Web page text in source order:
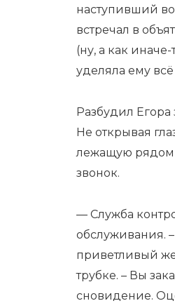
наступивший
встречал в
(ну, а как иначе-
уделяла ему
Разбудил Егора
Не открывая
лежащую рядом
звонок.
— Служба
обслуживания.
приветливый
трубке. – Вы
сновидение.